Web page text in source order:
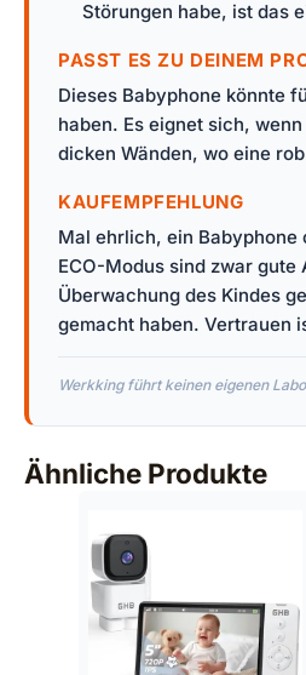
Störungen habe, ist das
PASST ES ZU DEINEM
Dieses Babyphone könnte
haben. Es eignet sich,
dicken Wänden, wo eine
KAUFEMPFEHLUNG
Mal ehrlich, ein
ECO-Modus sind zwar
Überwachung des Kindes
gemacht haben. Vertrauen
Werkking führt keinen eigenen
Ähnliche Produkte